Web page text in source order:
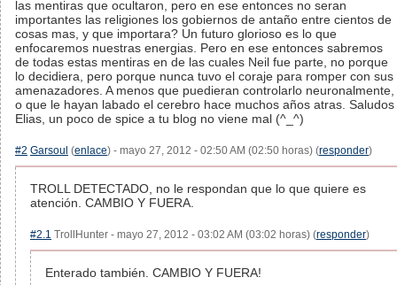
las mentiras que ocultaron, pero en ese entonces no seran
importantes las religiones los gobiernos de antaño entre cientos de
cosas mas, y que importara? Un futuro glorioso es lo que
enfocaremos nuestras energias. Pero en ese entonces sabremos
de todas estas mentiras en de las cuales Neil fue parte, no porque
lo decidiera, pero porque nunca tuvo el coraje para romper con sus
amenazadores. A menos que puedieran controlarlo neuronalmente,
o que le hayan labado el cerebro hace muchos años atras. Saludos
Elias, un poco de spice a tu blog no viene mal (^_^)
#2 Garsoul (enlace) - mayo 27, 2012 - 02:50 AM (02:50 horas) (responder)
TROLL DETECTADO, no le respondan que lo que quiere es
atención. CAMBIO Y FUERA.
#2.1 TrollHunter - mayo 27, 2012 - 03:02 AM (03:02 horas) (responder)
Enterado también. CAMBIO Y FUERA!